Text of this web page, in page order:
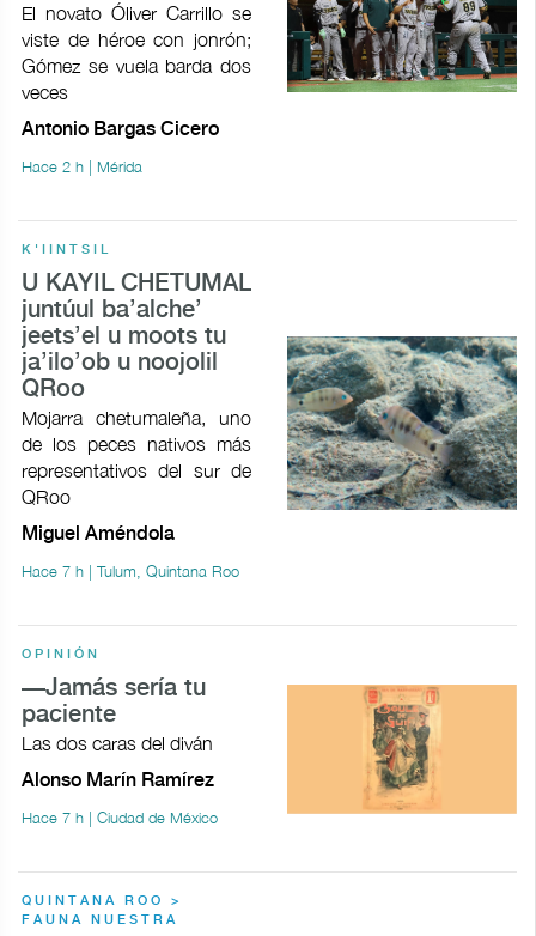
El novato Óliver Carrillo se
viste de héroe con jonrón;
Gómez se vuela barda dos
veces
Antonio Bargas Cicero
Hace 2 h | Mérida
K'IINTSIL
U KAYIL CHETUMAL
juntúul ba’alche’
jeets’el u moots tu
ja’ilo’ob u noojolil
QRoo
Mojarra chetumaleña, uno
de los peces nativos más
representativos del sur de
QRoo
Miguel Améndola
Hace 7 h | Tulum, Quintana Roo
OPINIÓN
—Jamás sería tu
paciente
Las dos caras del diván
Alonso Marín Ramírez
Hace 7 h | Ciudad de México
QUINTANA ROO >
FAUNA NUESTRA